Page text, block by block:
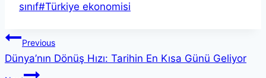
sınıf#Türkiye ekonomisi
Yazı
gezinmesi
Previous
Dünya’nın Dönüş Hızı: Tarihin En Kısa Günü Geliyor